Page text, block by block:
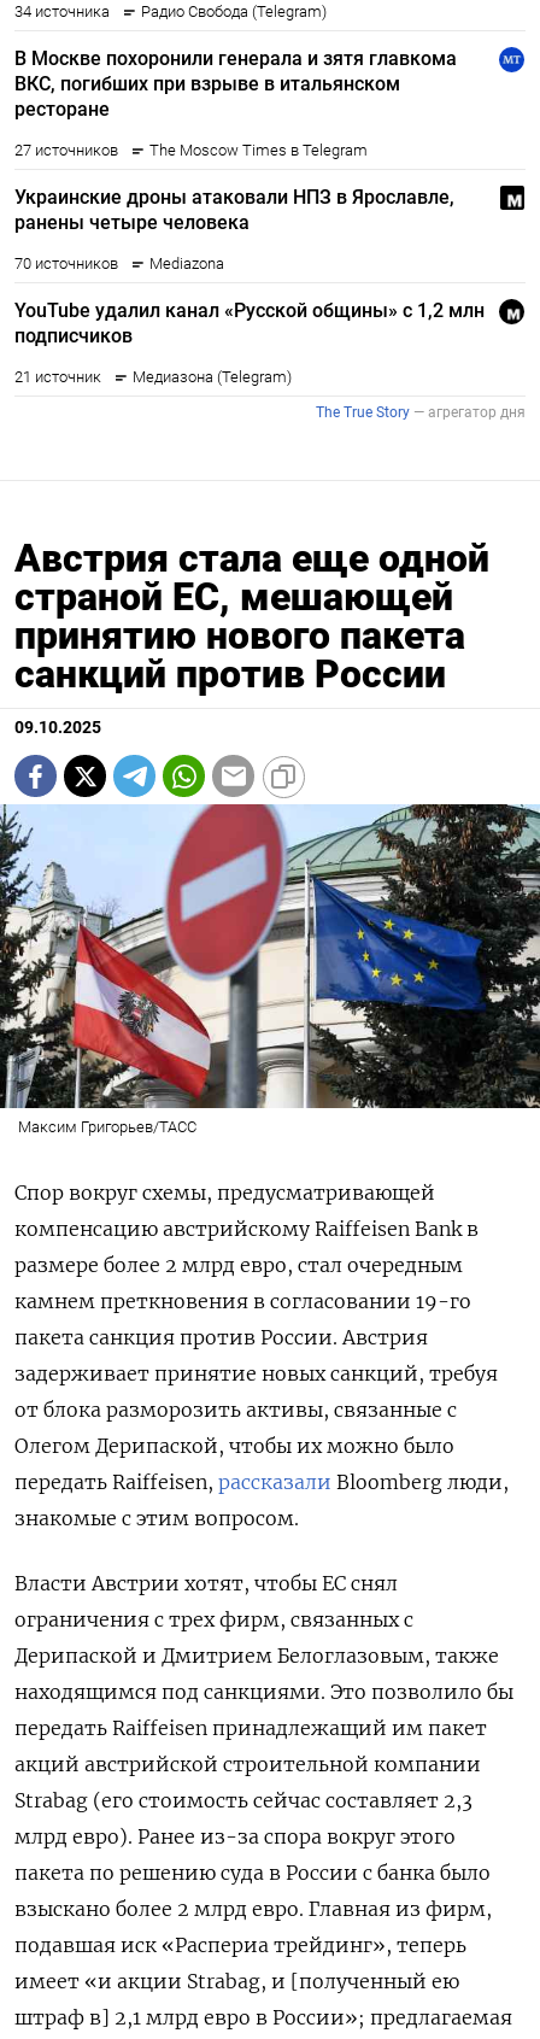
Австрия стала еще одной
страной ЕС, мешающей
принятию нового пакета
санкций против России
09.10.2025
Максим Григорьев/ТАСС
Спор вокруг схемы, предусматривающей
компенсацию австрийскому Raiffeisen Bank в
размере более 2 млрд евро, стал очередным
камнем преткновения в согласовании 19-го
пакета санкция против России. Австрия
задерживает принятие новых санкций, требуя
от блока разморозить активы, связанные с
Олегом Дерипаской, чтобы их можно было
передать Raiffeisen, рассказали Bloomberg люди,
знакомые с этим вопросом.
Власти Австрии хотят, чтобы ЕС снял
ограничения с трех фирм, связанных с
Дерипаской и Дмитрием Белоглазовым, также
находящимся под санкциями. Это позволило бы
передать Raiffeisen принадлежащий им пакет
акций австрийской строительной компании
Strabag (его стоимость сейчас составляет 2,3
млрд евро). Ранее из-за спора вокруг этого
пакета по решению суда в России с банка было
взыскано более 2 млрд евро. Главная из фирм,
подавшая иск «Распериа трейдинг», теперь
имеет «и акции Strabag, и [полученный ею
штраф в] 2,1 млрд евро в России»; предлагаемая